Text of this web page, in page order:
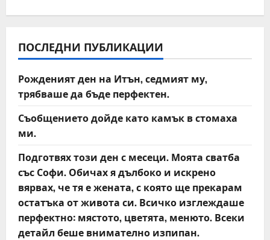
a
v
i
g
a
t
i
o
n
ПОСЛЕДНИ ПУБЛИКАЦИИ
Рожденият ден на Итън, седмият му,
трябваше да бъде перфектен.
Съобщението дойде като камък в стомаха
ми.
Подготвях този ден с месеци. Моята сватба
със Софи. Обичах я дълбоко и искрено
вярвах, че тя е жената, с която ще прекарам
остатъка от живота си. Всичко изглеждаше
перфектно: мястото, цветята, менюто. Всеки
детайл беше внимателно изпипан.